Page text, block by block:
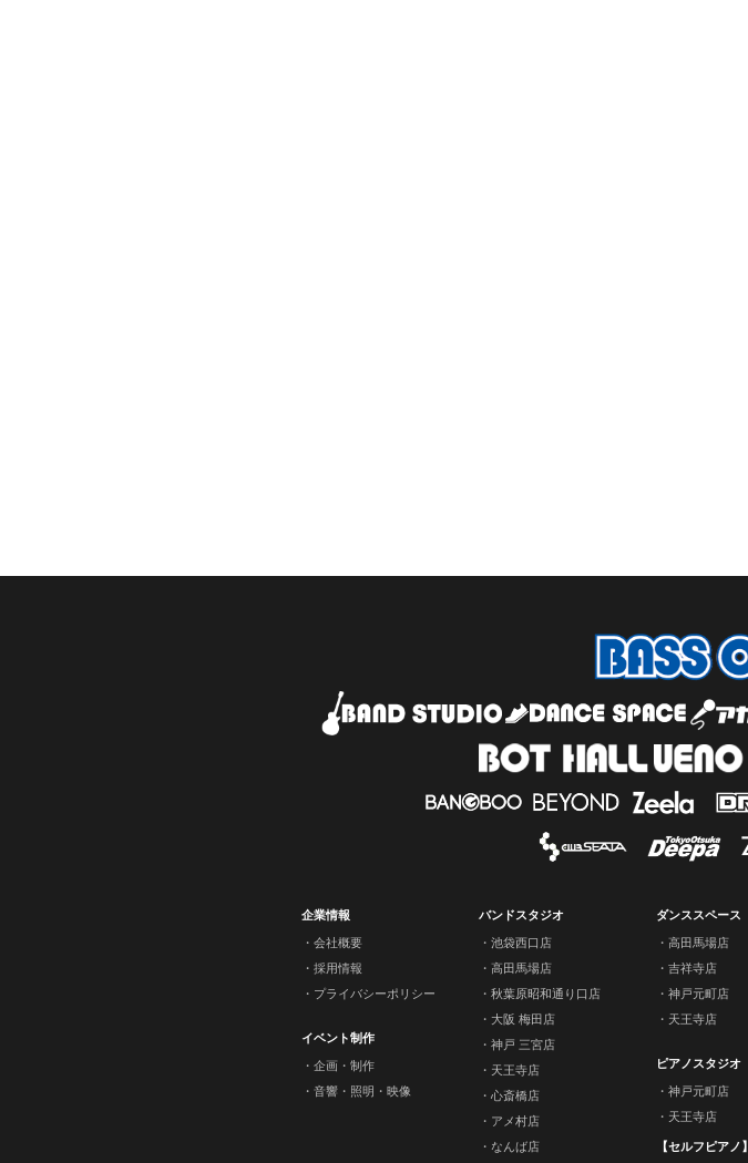
企業情報
会社概要
採用情報
プライバシーポリシー
イベント制作
企画・制作
音響・照明・映像
バンドスタジオ
池袋西口店
高田馬場店
秋葉原昭和通り口店
大阪 梅田店
神戸 三宮店
天王寺店
心斎橋店
アメ村店
なんば店
ダンススペース
高田馬場店
吉祥寺店
神戸元町店
天王寺店
ピアノスタジオ
神戸元町店
天王寺店
【セルフピアノ】